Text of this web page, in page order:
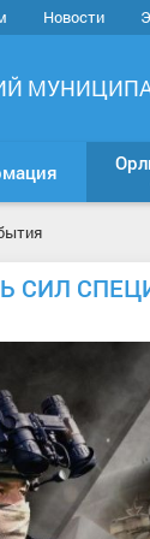
Новости
СИЛ